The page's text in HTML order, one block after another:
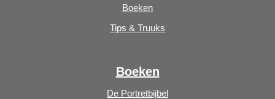
Boeken
Tips & Truuks
Boeken
De Portretbijbel